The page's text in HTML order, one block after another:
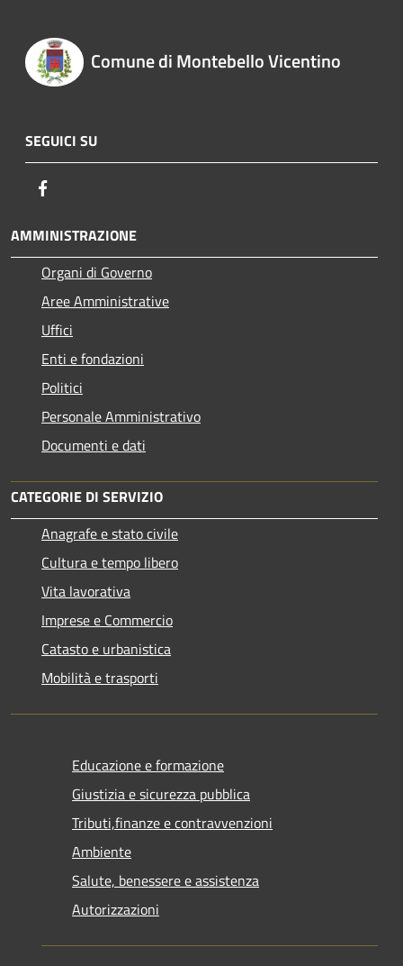
Comune di Montebello Vicentino
SEGUICI SU
AMMINISTRAZIONE
Organi di Governo
Aree Amministrative
Uffici
Enti e fondazioni
Politici
Personale Amministrativo
Documenti e dati
CATEGORIE DI SERVIZIO
Anagrafe e stato civile
Cultura e tempo libero
Vita lavorativa
Imprese e Commercio
Catasto e urbanistica
Mobilità e trasporti
Educazione e formazione
Giustizia e sicurezza pubblica
Tributi,finanze e contravvenzioni
Ambiente
Salute, benessere e assistenza
Autorizzazioni